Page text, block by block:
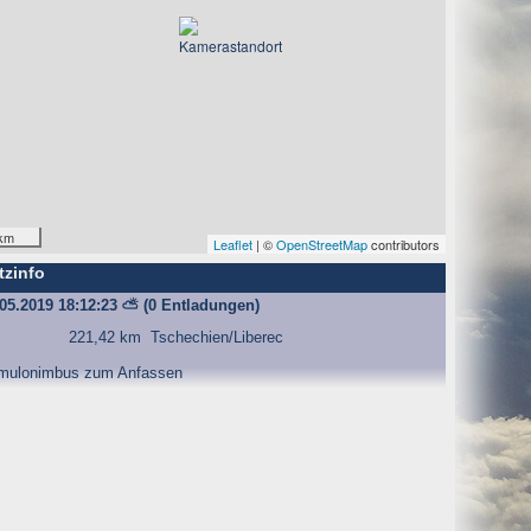
Leaflet | ©OpenStreetMapcontributors
18:12:23 ⛅ (0 Entladungen)
221,42 km
Tschechien/Liberec
zum Anfassen